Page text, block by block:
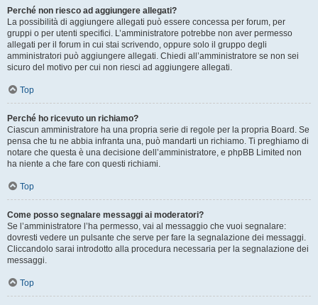
Perché non riesco ad aggiungere allegati?
La possibilità di aggiungere allegati può essere concessa per forum, per
gruppi o per utenti specifici. L’amministratore potrebbe non aver permesso
allegati per il forum in cui stai scrivendo, oppure solo il gruppo degli
amministratori può aggiungere allegati. Chiedi all’amministratore se non sei
sicuro del motivo per cui non riesci ad aggiungere allegati.
Top
Perché ho ricevuto un richiamo?
Ciascun amministratore ha una propria serie di regole per la propria Board. Se
pensa che tu ne abbia infranta una, può mandarti un richiamo. Ti preghiamo di
notare che questa è una decisione dell’amministratore, e phpBB Limited non
ha niente a che fare con questi richiami.
Top
Come posso segnalare messaggi ai moderatori?
Se l’amministratore l’ha permesso, vai al messaggio che vuoi segnalare:
dovresti vedere un pulsante che serve per fare la segnalazione dei messaggi.
Cliccandolo sarai introdotto alla procedura necessaria per la segnalazione dei
messaggi.
Top